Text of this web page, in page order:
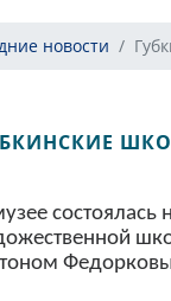
новости
состоялась